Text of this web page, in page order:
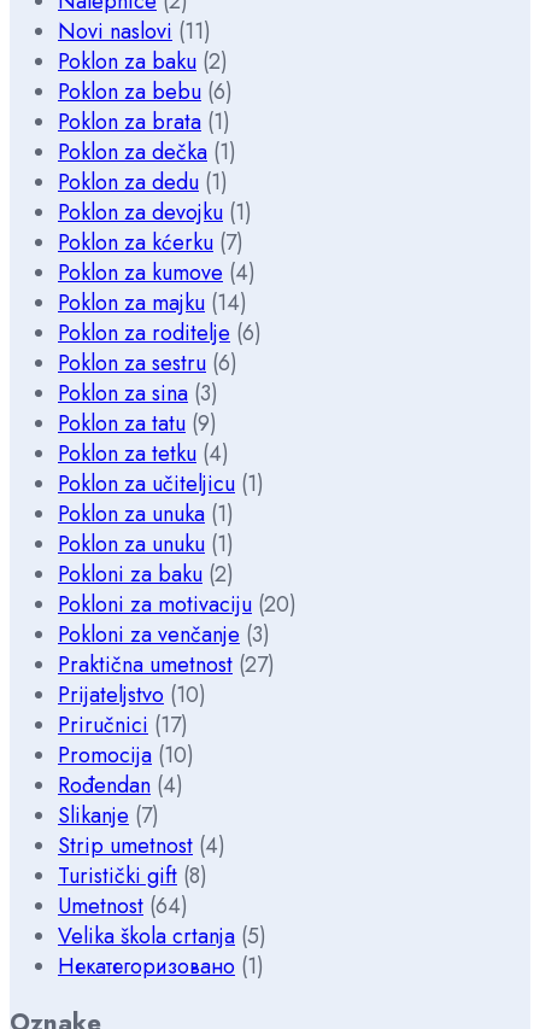
Novi naslovi (11)
Poklon za baku (2)
Poklon za bebu (6)
Poklon za brata (1)
Poklon za dečka (1)
Poklon za dedu (1)
Poklon za devojku (1)
Poklon za kćerku (7)
Poklon za kumove (4)
Poklon za majku (14)
Poklon za roditelje (6)
Poklon za sestru (6)
Poklon za sina (3)
Poklon za tatu (9)
Poklon za tetku (4)
Poklon za učiteljicu (1)
Poklon za unuka (1)
Poklon za unuku (1)
Pokloni za baku (2)
Pokloni za motivaciju (20)
Pokloni za venčanje (3)
Praktična umetnost (27)
Prijateljstvo (10)
Priručnici (17)
Promocija (10)
Rođendan (4)
Slikanje (7)
Strip umetnost (4)
Turistički gift (8)
Umetnost (64)
Velika škola crtanja (5)
Некатегоризовано (1)